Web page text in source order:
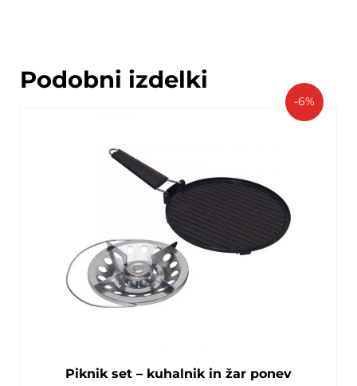
Podobni izdelki
-6%
Piknik set – kuhalnik in žar ponev